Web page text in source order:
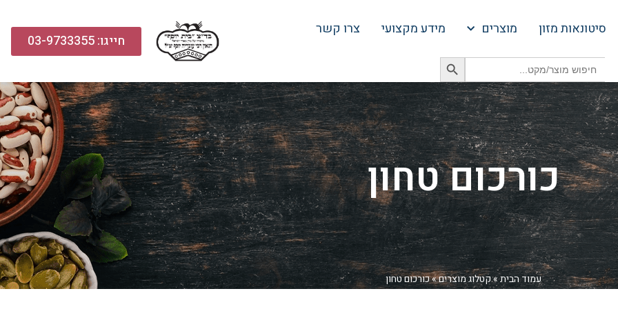
סיטונאות מזון מוצרים מידע מקצועי צרו קשר
Search
for:
Search Button
חייגו: 03-9733355
כורכום טחון
עמוד הבית»קטלוג מוצרים»כורכום טחון